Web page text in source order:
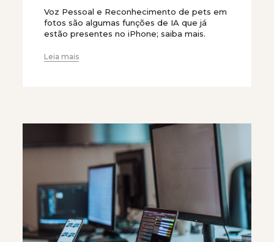
Voz Pessoal e Reconhecimento de pets em
fotos são algumas funções de IA que já
estão presentes no iPhone; saiba mais.
Leia mais